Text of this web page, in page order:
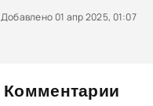
Добавлено 01 апр 2025, 01:07
Комментарии